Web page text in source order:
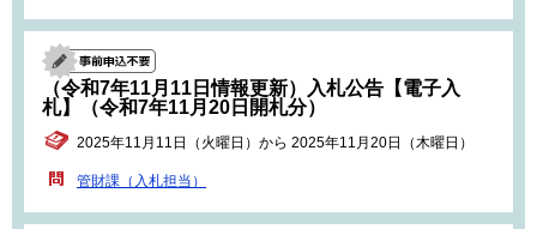
（令和7年11月11日情報更新）入札公告【電子入
札】（令和7年11月20日開札分）
2025年11月11日（火曜日）から 2025年11月20日（木曜日）
管財課（入札担当）